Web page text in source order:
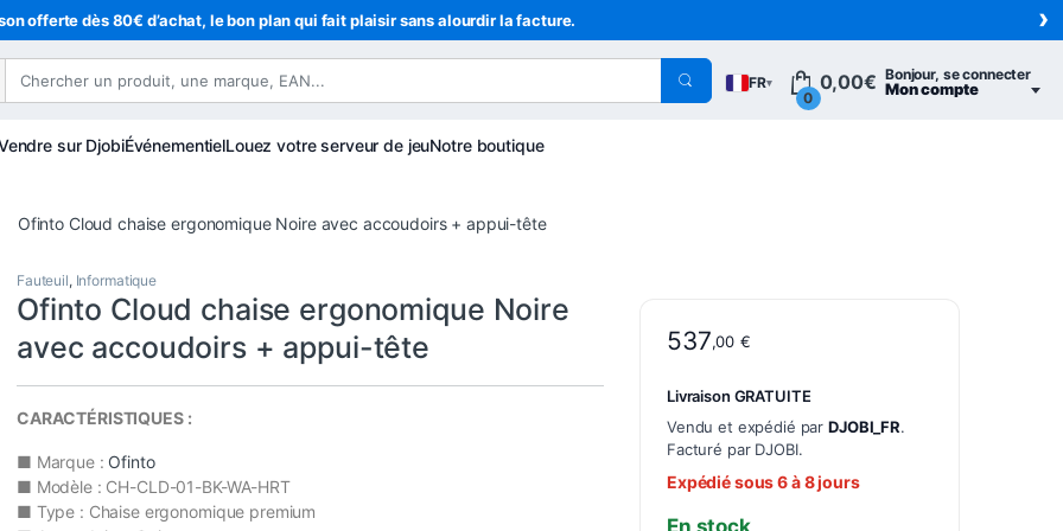
offerte dès 80€ d’achat, le bon plan qui fait plaisir sans alourdir la facture. ›
FR▾ Bonjour, se connecter
Mon compte
0
0,00€
sur DjobiÉvénementielLouez votre serveur de jeuNotre boutique
Ofinto Cloud chaise ergonomique Noire avec accoudoirs + appui-tête
Fauteuil, Informatique
Ofinto Cloud chaise ergonomique Noire
avec accoudoirs + appui-tête
CARACTÉRISTIQUES :
■ Marque : Ofinto
■ Modèle : CH-CLD-01-BK-WA-HRT
■ Type : Chaise ergonomique premium
537,00 €
Livraison GRATUITE
Vendu et expédié parDJOBI_FR.
Facturé par DJOBI.
Expédié sous 6 à 8 jours